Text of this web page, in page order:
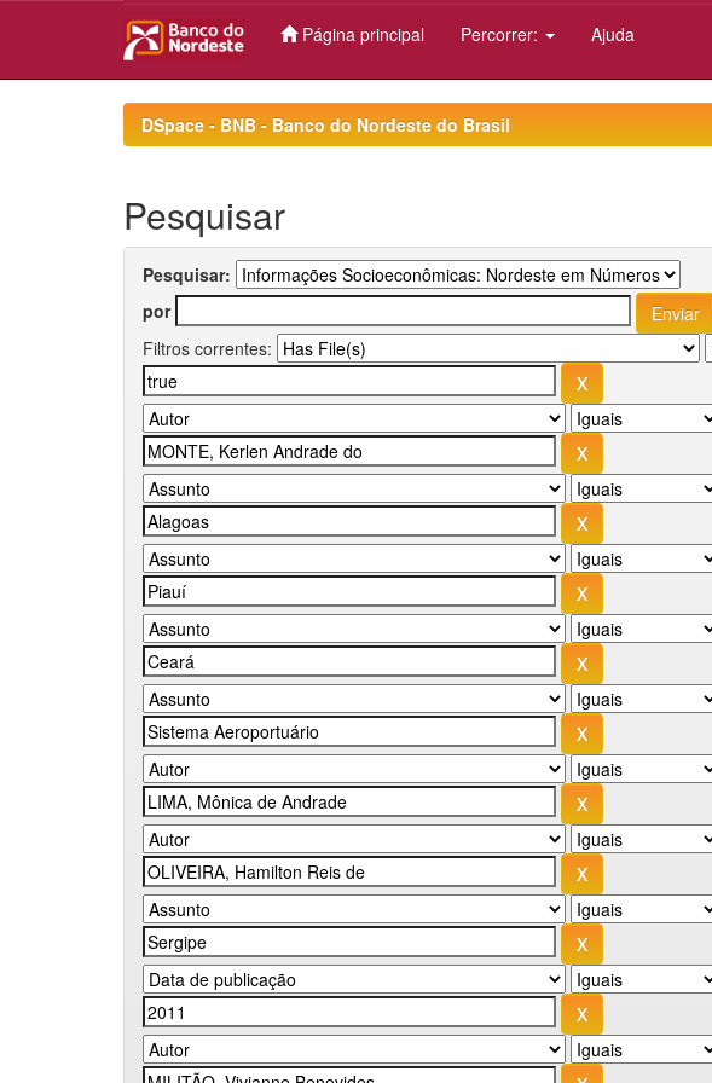
Página principal Percorrer: Ajuda
DSpace - BNB - Banco do Nordeste do Brasil
Pesquisar
Pesquisar:
por
Filtros correntes: